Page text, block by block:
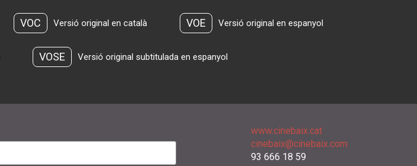
VOC Versió original en català VOE Versió original en espanyol
VOSE Versió original subtitulada en espanyol
www.cinebaix.cat
cinebaix@cinebaix.com
93 666 18 59